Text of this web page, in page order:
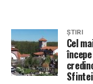
ȘTIRI
Cel